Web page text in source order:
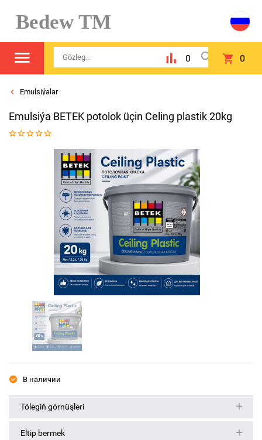
Bedew TM
0 0
Emulsiýalar
Emulsiýa BETEK potolok üçin Celing plastik 20kg
В наличии
Tölegiň görnüşleri
Eltip bermek